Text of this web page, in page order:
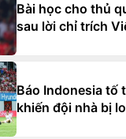
Bài học cho thủ
sau lời chỉ trích
Báo Indonesia tố
khiến đội nhà bị